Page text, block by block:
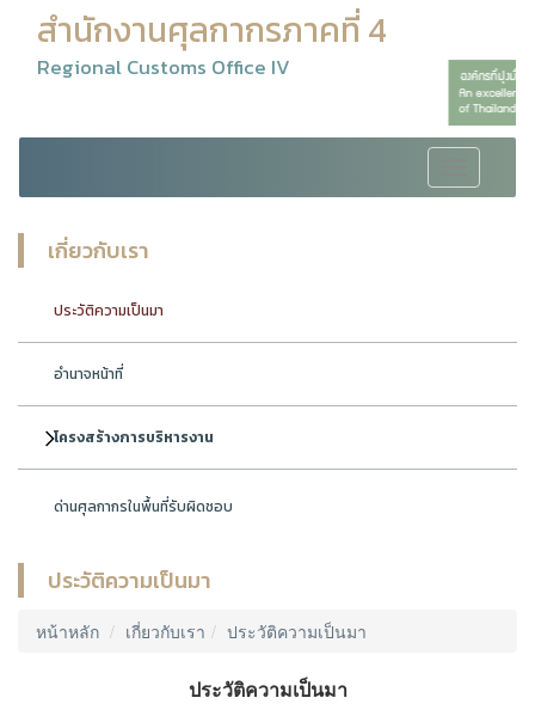
สำนักงานศุลกากรภาคที่ 4
Regional Customs Office IV
navigation
เกี่ยวกับเรา
ประวัติความเป็นมา
อำนาจหน้าที่
โครงสร้างการบริหารงาน
ด่านศุลกากรในพื้นที่รับผิดชอบ
ประวัติความเป็นมา
หน้าหลัก เกี่ยวกับเรา ประวัติความเป็นมา
ประวัติความเป็นมา